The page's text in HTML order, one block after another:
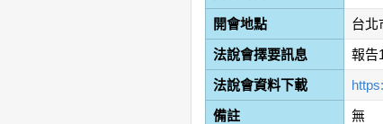
開會地點
台北
法說會擇要訊息
報告
法說會資料下載
備註
無